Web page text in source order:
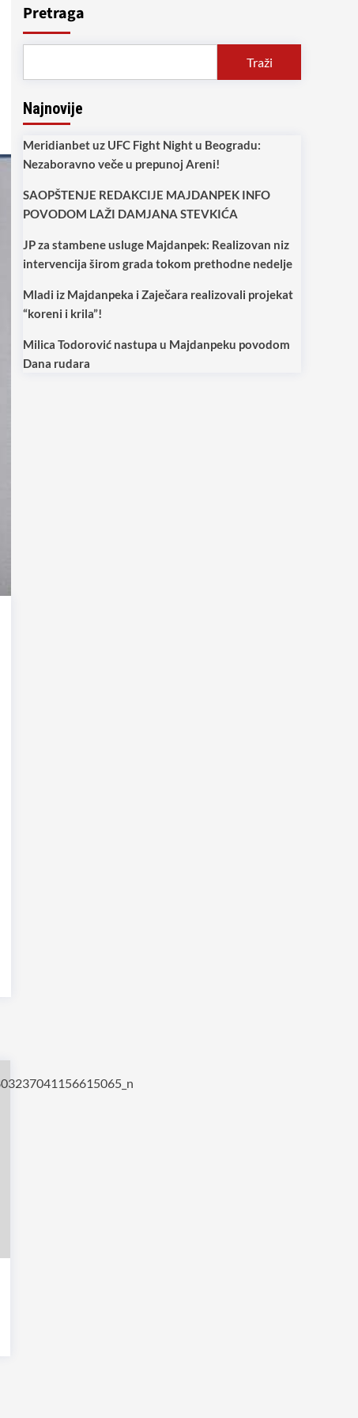
Pretraga
Traži
Najnovije
Meridianbet uz UFC Fight Night u Beogradu:
Nezaboravno veče u prepunoj Areni!
SAOPŠTENJE REDAKCIJE MAJDANPEK INFO
POVODOM LAŽI DAMJANA STEVKIĆA
JP za stambene usluge Majdanpek: Realizovan niz
intervencija širom grada tokom prethodne nedelje
Mladi iz Majdanpeka i Zaječara realizovali projekat
“koreni i krila”!
Milica Todorović nastupa u Majdanpeku povodom
Dana rudara